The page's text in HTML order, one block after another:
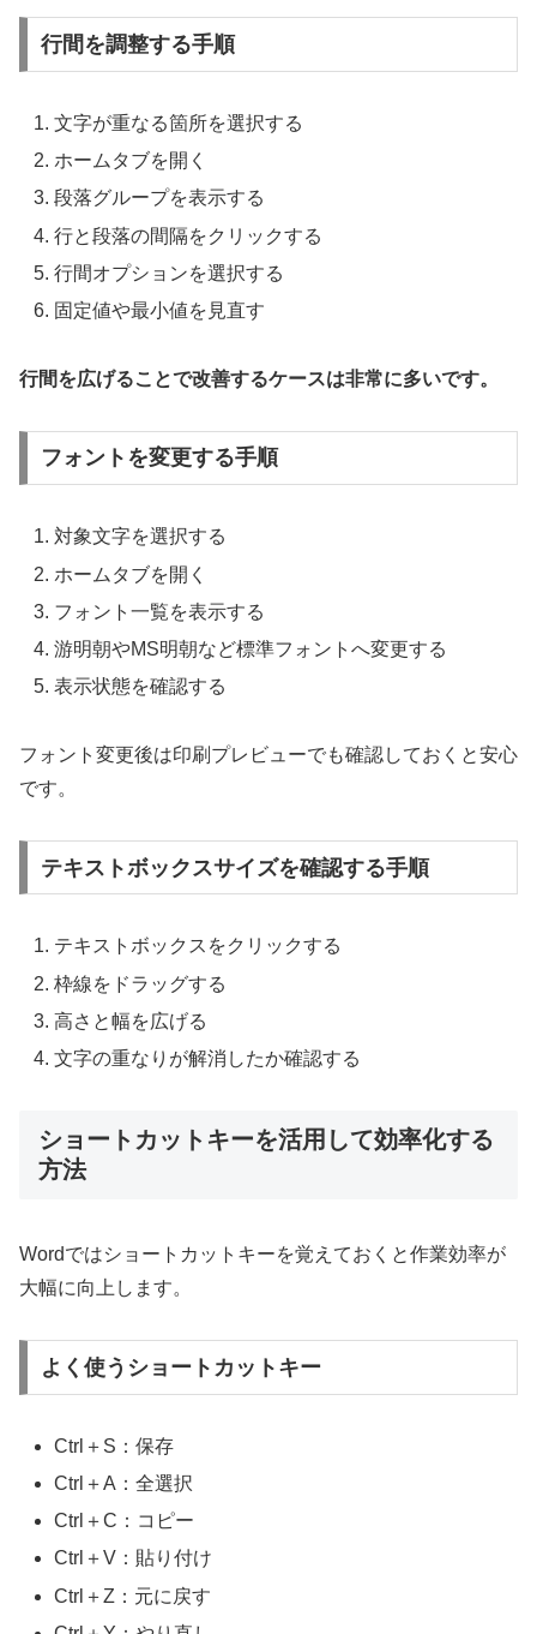
行間を調整する手順
文字が重なる箇所を選択する
ホームタブを開く
段落グループを表示する
行と段落の間隔をクリックする
行間オプションを選択する
固定値や最小値を見直す
行間を広げることで改善するケースは非常に多いです。
フォントを変更する手順
対象文字を選択する
ホームタブを開く
フォント一覧を表示する
游明朝やMS明朝など標準フォントへ変更する
表示状態を確認する
フォント変更後は印刷プレビューでも確認しておくと安心
です。
テキストボックスサイズを確認する手順
テキストボックスをクリックする
枠線をドラッグする
高さと幅を広げる
文字の重なりが解消したか確認する
ショートカットキーを活用して効率化する
方法
Wordではショートカットキーを覚えておくと作業効率が
大幅に向上します。
よく使うショートカットキー
Ctrl＋S：保存
Ctrl＋A：全選択
Ctrl＋C：コピー
Ctrl＋V：貼り付け
Ctrl＋Z：元に戻す